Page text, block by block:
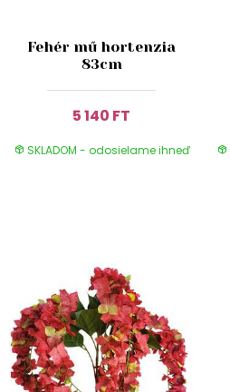
Fehér mű hortenzia
83cm
5 140 FT
SKLADOM - odosielame ihneď